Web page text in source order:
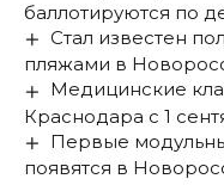
баллотируются по
Стал известен
пляжами в
Медицинские
Краснодара с 1
Первые
появятся в